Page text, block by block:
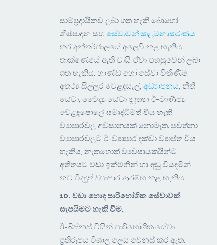
සාම්ප්‍රදායිකව ලබා ගත හැකි බොහෝ
නිෂ්පාදන සහසේවාවන් කළමනාකරණය
කර අන්තර්ජාලයේ අලෙවි කළ හැකිය.
තාක්ෂණයේ ඇති වාසි ඒවා පහසුවෙන් ලබා
ගත හැකිය. භාණ්ඩ හෝ සේවා විකිණීම,
අතථ්‍ය සිල්ලර වෙළඳසැල්, අධ්‍යාපනය , නීති
සේවා, වෛද්‍ය සේවා නූතන ඊ-වාණිජ්‍ය
වෙළඳපොලේ සමෘද්ධිමත් විය හැකි
ව්‍යාපාරවල අවසානයක් නොමැත. පවත්නා
ව්‍යාපාරවලට ඊ-ව්‍යාපාර දක්වා ව්‍යාප්ත විය
හැකිය, නැතහොත් ව්‍යවසායකයින්ට
අතීතයට වඩා ඉක්මනින් හා අඩු වියදමින්
නව විද්‍යුත් ව්‍යාපාර ආරම්භ කළ හැකිය.
10.වඩා හොඳ පාරිභෝගික සේවාවක්
සැපයීමට හැකි වීම.
ඊ-බිස්නස් විසින් පාරිභෝගික සේවා
ප්‍රතිරූපය විශාල ලෙස වෙනස් කර ඇත.